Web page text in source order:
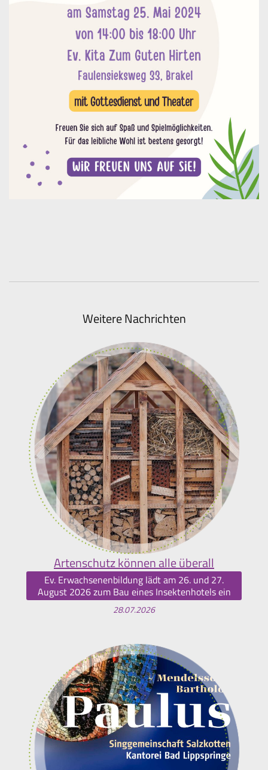
Weitere Nachrichten
Artenschutz können alle überall
Ev. Erwachsenenbildung lädt am 26. und 27.
August 2026 zum Bau eines Insektenhotels ein
28.07.2026